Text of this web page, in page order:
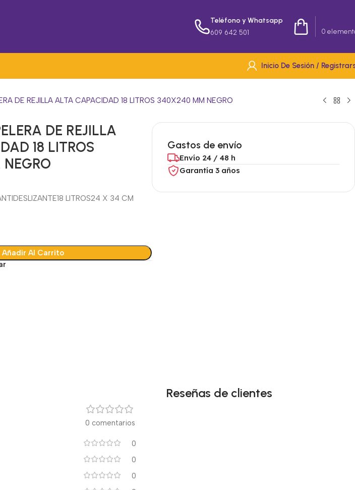
Teléfono y Whatsapp
609 642 501 0
Inicio De Sesión /
DE REJILLA ALTA CAPACIDAD 18 LITROS 340X240 MM NEGRO
DE REJILLA
18 LITROS
18 LITROS24 X 34 CM
Añadir Al Carrito
Gastos de envío
Envío 24 / 48 h
Garantía 3 años
Reseñas de clientes
0 comentarios
0
0
0